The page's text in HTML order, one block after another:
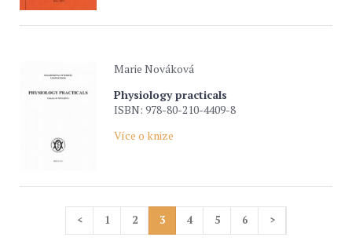
Marie Nováková
Physiology practicals
ISBN: 978-80-210-4409-8
Více o knize
< 1 2 3 4 5 6 >